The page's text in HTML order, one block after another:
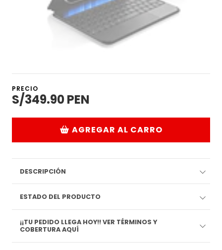
PRECIO
S/349.90 PEN
AGREGAR AL CARRO
DESCRIPCIÓN
ESTADO DEL PRODUCTO
¡¡TU PEDIDO LLEGA HOY!! VER TÉRMINOS Y
COBERTURA AQUÍ